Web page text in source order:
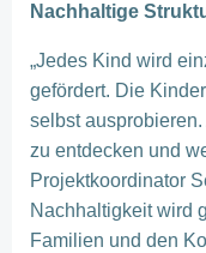
Nachhaltige
„Jedes Kind wird
gefördert. Die
selbst
zu entdecken und
Projektkoordinator
Nachhaltigkeit wird
Familien und den